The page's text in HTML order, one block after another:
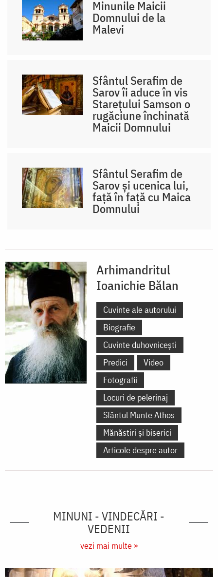
Minunile Maicii
Domnului de la
Malevi
Sfântul Serafim de
Sarov îi aduce în vis
Starețului Samson o
rugăciune închinată
Maicii Domnului
Sfântul Serafim de
Sarov și ucenica lui,
față în față cu Maica
Domnului
Arhimandritul
Ioanichie Bălan
Cuvinte ale autorului
Biografie
Cuvinte duhovnicești
Predici
Video
Fotografii
Locuri de pelerinaj
Sfântul Munte Athos
Mănăstiri și biserici
Articole despre autor
MINUNI - VINDECĂRI -
VEDENII
vezi mai multe »